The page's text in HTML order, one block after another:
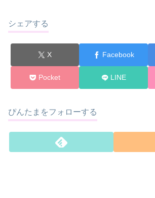
シェアする
X Facebook
Pocket LINE
ぴんたまをフォローする